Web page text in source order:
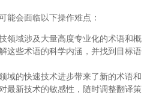
能会面临以下操作难点：
领域涉及大量高度专业化的术语和概
这些术语的科学内涵，并找到目标语
域的快速技术进步带来了新的术语和
最新技术的敏感性，随时调整翻译策